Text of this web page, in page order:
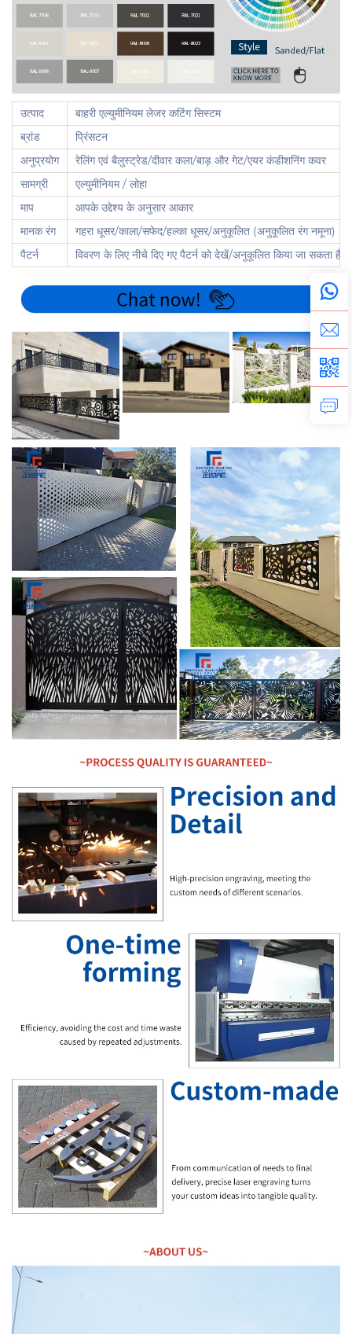
उत्पाद
बाहरी एल्युमीनियम लेजर कटिंग सिस्टम
ब्रांड
प्रिंसटन
अनुप्रयोग
रेलिंग एवं बैलुस्ट्रेड/दीवार कला/बाड़ और गेट/एयर कंडीशनिंग कवर
सामग्री
एल्युमीनियम / लोहा
माप
आपके उद्देश्य के अनुसार आकार
मानक रंग
गहरा धूसर/काला/सफेद/हल्का धूसर/अनुकूलित (अनुकूलित रंग नमूना)
पैटर्न
विवरण के लिए नीचे दिए गए पैटर्न को देखें/अनुकूलित किया जा सकता है